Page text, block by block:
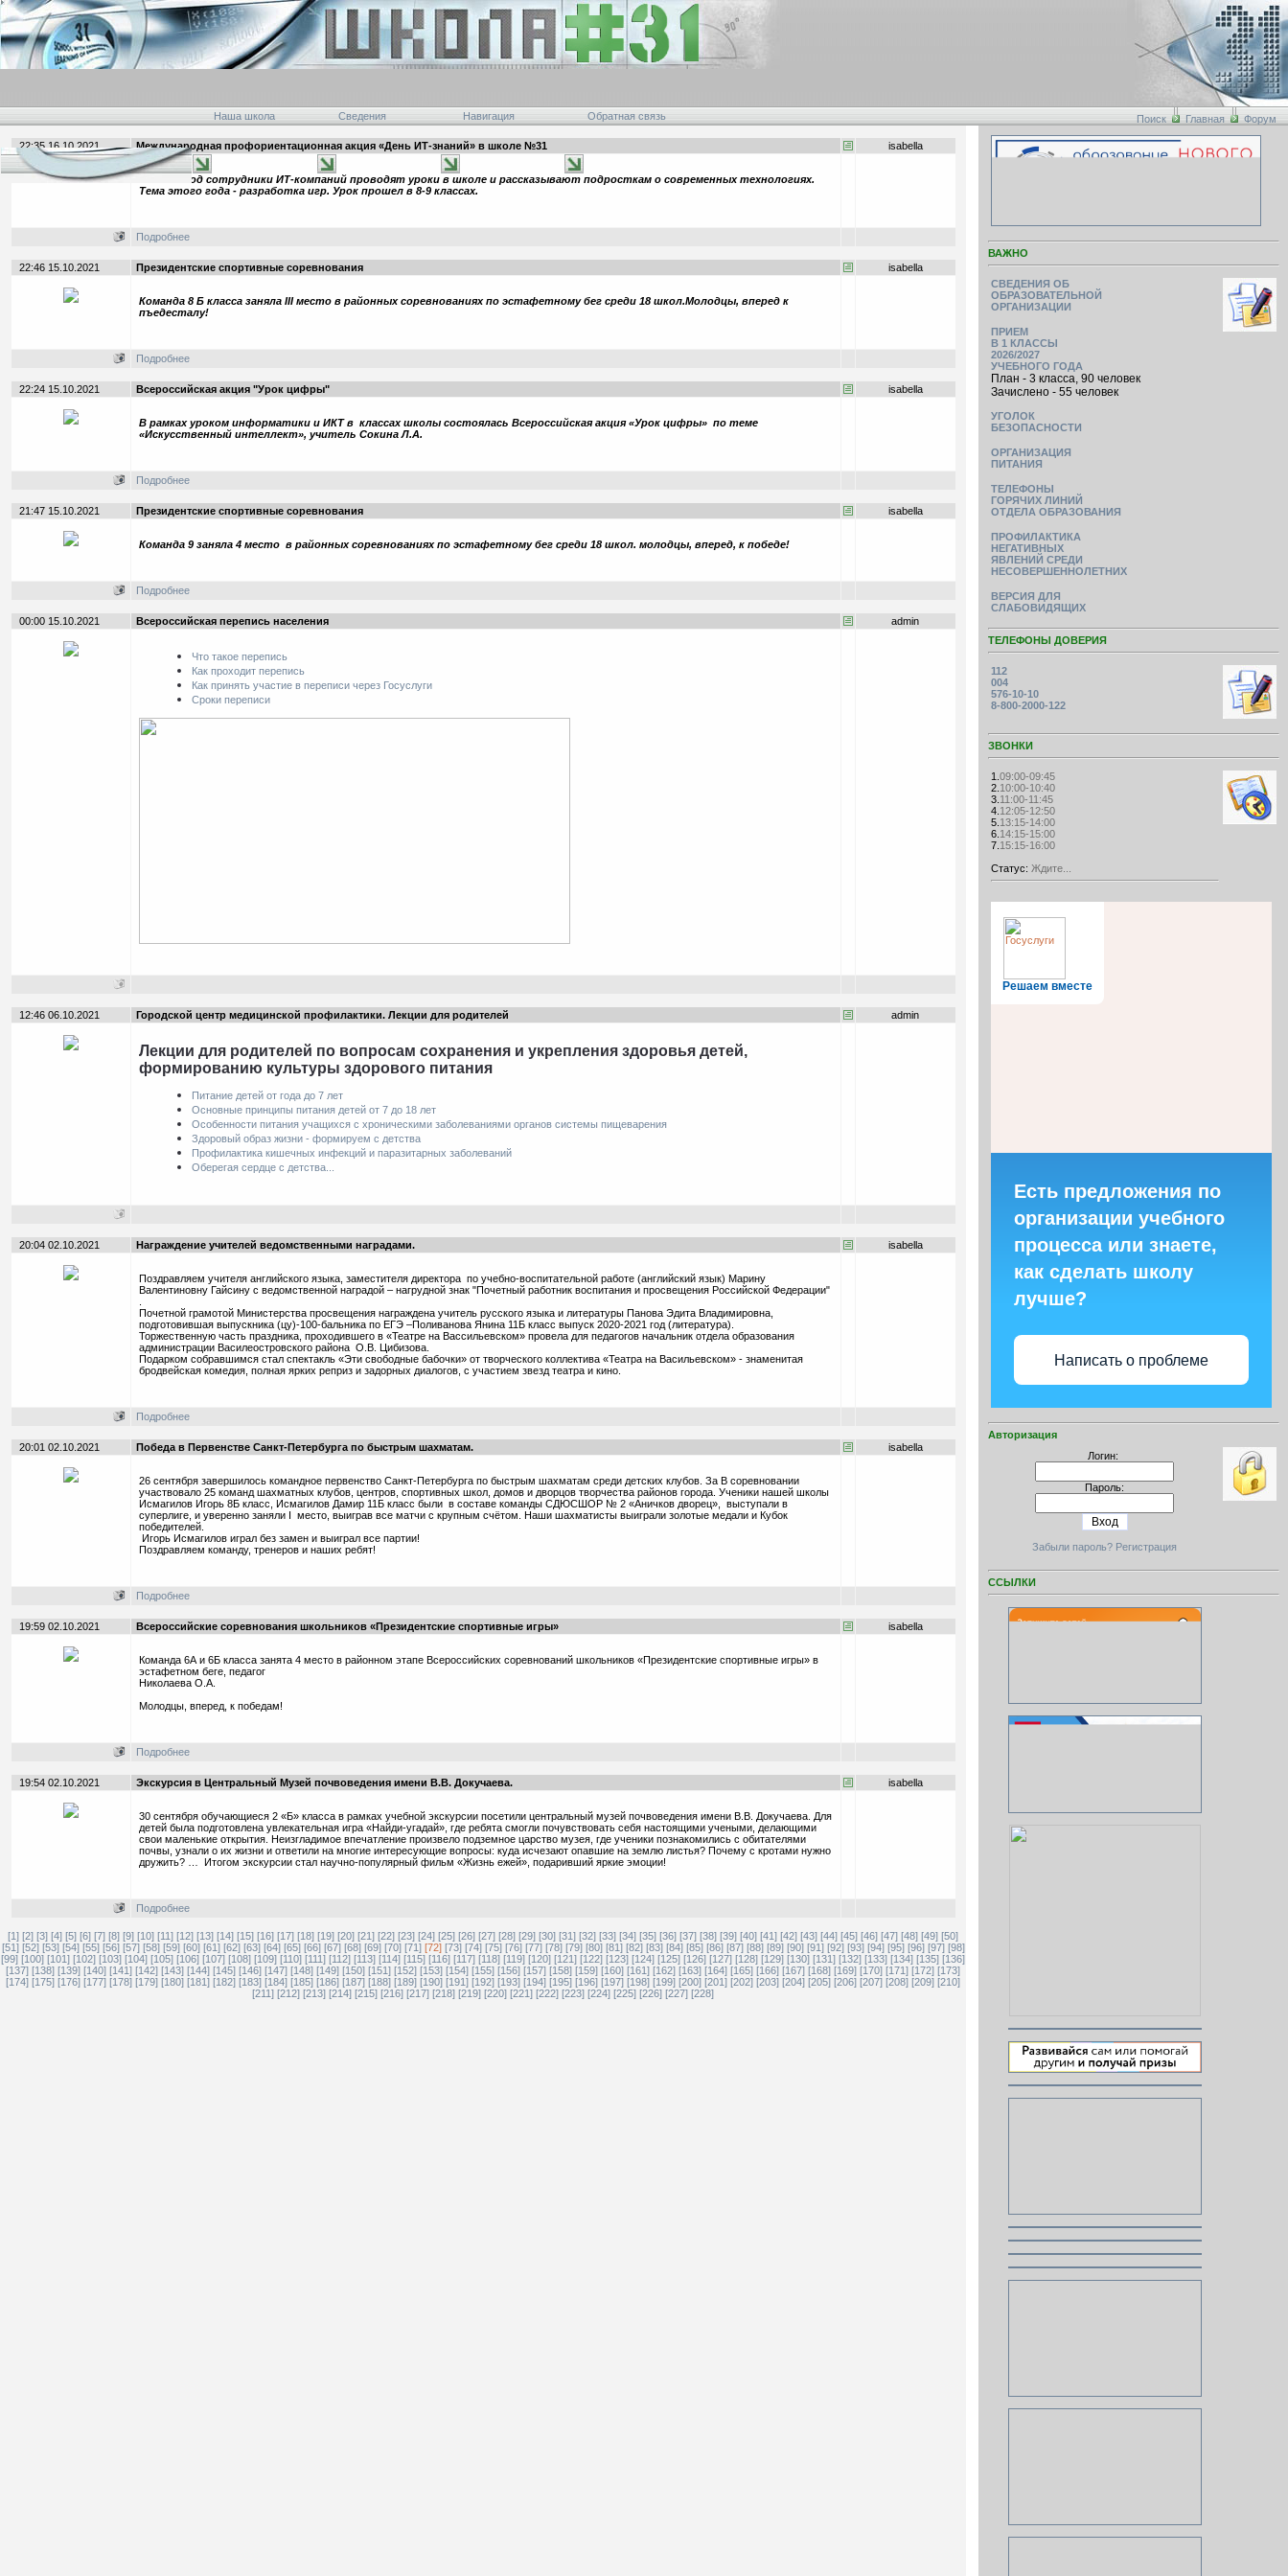
Наша школа Сведения Навигация Обратная связь Поиск Главная Форум
22:35 16.10.2021 Международная профориентационная акция «День ИТ-знаний» в школе №31 isabella
Каждый год сотрудники ИТ-компаний проводят уроки в школе и рассказывают подросткам о современных технологиях.
Тема этого года - разработка игр. Урок прошел в 8-9 классах.
Подробнее
22:46 15.10.2021 Президентские спортивные соревнования isabella
Команда 8 Б класса заняла III место в районных соревнованиях по эстафетному бег среди 18 школ.Молодцы, вперед к
пъедесталу!
Подробнее
22:24 15.10.2021 Всероссийская акция "Урок цифры" isabella
В рамках уроком информатики и ИКТ в классах школы состоялась Всероссийская акция «Урок цифры» по теме
«Искусственный интеллект», учитель Сокина Л.А.
Подробнее
21:47 15.10.2021 Президентские спортивные соревнования isabella
Команда 9 заняла 4 место в районных соревнованиях по эстафетному бег среди 18 школ. молодцы, вперед, к победе!
Подробнее
00:00 15.10.2021 Всероссийская перепись населения admin
Что такое перепись
Как проходит перепись
Как принять участие в переписи через Госуслуги
Сроки переписи
12:46 06.10.2021 Городской центр медицинской профилактики. Лекции для родителей admin
Лекции для родителей по вопросам сохранения и укрепления здоровья детей,
формированию культуры здорового питания
Питание детей от года до 7 лет
Основные принципы питания детей от 7 до 18 лет
Особенности питания учащихся с хроническими заболеваниями органов системы пищеварения
Здоровый образ жизни - формируем с детства
Профилактика кишечных инфекций и паразитарных заболеваний
Оберегая сердце с детства...
20:04 02.10.2021 Награждение учителей ведомственными наградами. isabella
Поздравляем учителя английского языка, заместителя директора по учебно-воспитательной работе (английский язык) Марину
Валентиновну Гайсину с ведомственной наградой – нагрудной знак "Почетный работник воспитания и просвещения Российской Федерации"
Почетной грамотой Министерства просвещения награждена учитель русского языка и литературы Панова Эдита Владимировна,
подготовившая выпускника (цу)-100-бальника по ЕГЭ –Поливанова Янина 11Б класс выпуск 2020-2021 год (литература).
Торжественную часть праздника, проходившего в «Театре на Вассильевском» провела для педагогов начальник отдела образования
администрации Василеостровского района О.В. Цибизова.
Подарком собравшимся стал спектакль «Эти свободные бабочки» от творческого коллектива «Театра на Васильевском» - знаменитая
бродвейская комедия, полная ярких реприз и задорных диалогов, с участием звезд театра и кино.
Подробнее
20:01 02.10.2021 Победа в Первенстве Санкт-Петербурга по быстрым шахматам. isabella
26 сентября завершилось командное первенство Санкт-Петербурга по быстрым шахматам среди детских клубов. За В соревновании
участвовало 25 команд шахматных клубов, центров, спортивных школ, домов и дворцов творчества районов города. Ученики нашей школы
Исмагилов Игорь 8Б класс, Исмагилов Дамир 11Б класс были в составе команды СДЮСШОР № 2 «Аничков дворец», выступали в
суперлиге, и уверенно заняли I место, выиграв все матчи с крупным счётом. Наши шахматисты выиграли золотые медали и Кубок
победителей.
Игорь Исмагилов играл без замен и выиграл все партии!
Поздравляем команду, тренеров и наших ребят!
Подробнее
19:59 02.10.2021 Всероссийские соревнования школьников «Президентские спортивные игры» isabella
Команда 6А и 6Б класса занята 4 место в районном этапе Всероссийских соревнований школьников «Президентские спортивные игры» в
эстафетном беге, педагог
Николаева О.А.
Молодцы, вперед, к победам!
Подробнее
19:54 02.10.2021 Экскурсия в Центральный Музей почвоведения имени В.В. Докучаева. isabella
30 сентября обучающиеся 2 «Б» класса в рамках учебной экскурсии посетили центральный музей почвоведения имени В.В. Докучаева. Для
детей была подготовлена увлекательная игра «Найди-угадай», где ребята смогли почувствовать себя настоящими учеными, делающими
свои маленькие открытия. Неизгладимое впечатление произвело подземное царство музея, где ученики познакомились с обитателями
почвы, узнали о их жизни и ответили на многие интересующие вопросы: куда исчезают опавшие на землю листья? Почему с кротами нужно
дружить? … Итогом экскурсии стал научно-популярный фильм «Жизнь ежей», подаривший яркие эмоции!
Подробнее
[1] [2] [3] [4] [5] [6] [7] [8] [9] [10] [11] [12] [13] [14] [15] [16] [17] [18] [19] [20] [21] [22] [23] [24] [25] [26] [27] [28] [29] [30] [31] [32] [33] [34] [35] [36] [37] [38] [39] [40] [41] [42] [43] [44] [45] [46] [47] [48] [49] [50]
[51] [52] [53] [54] [55] [56] [57] [58] [59] [60] [61] [62] [63] [64] [65] [66] [67] [68] [69] [70] [71][72] [73] [74] [75] [76] [77] [78] [79] [80] [81] [82] [83] [84] [85] [86] [87] [88] [89] [90] [91] [92] [93] [94] [95] [96] [97] [98]
[99] [100] [101] [102] [103] [104] [105] [106] [107] [108] [109] [110] [111] [112] [113] [114] [115] [116] [117] [118] [119] [120] [121] [122] [123] [124] [125] [126] [127] [128] [129] [130] [131] [132] [133] [134] [135] [136]
[137] [138] [139] [140] [141] [142] [143] [144] [145] [146] [147] [148] [149] [150] [151] [152] [153] [154] [155] [156] [157] [158] [159] [160] [161] [162] [163] [164] [165] [166] [167] [168] [169] [170] [171] [172] [173]
[174] [175] [176] [177] [178] [179] [180] [181] [182] [183] [184] [185] [186] [187] [188] [189] [190] [191] [192] [193] [194] [195] [196] [197] [198] [199] [200] [201] [202] [203] [204] [205] [206] [207] [208] [209] [210]
[211] [212] [213] [214] [215] [216] [217] [218] [219] [220] [221] [222] [223] [224] [225] [226] [227] [228]
ВАЖНО
СВЕДЕНИЯ ОБ
ОБРАЗОВАТЕЛЬНОЙ
ОРГАНИЗАЦИИ
ПРИЕМ
В 1 КЛАССЫ
2026/2027
УЧЕБНОГО ГОДА
План - 3 класса, 90 человек
Зачислено - 55 человек
УГОЛОК
БЕЗОПАСНОСТИ
ОРГАНИЗАЦИЯ
ПИТАНИЯ
ТЕЛЕФОНЫ
ГОРЯЧИХ ЛИНИЙ
ОТДЕЛА ОБРАЗОВАНИЯ
ПРОФИЛАКТИКА
НЕГАТИВНЫХ
ЯВЛЕНИЙ СРЕДИ
НЕСОВЕРШЕННОЛЕТНИХ
ВЕРСИЯ ДЛЯ
СЛАБОВИДЯЩИХ
ТЕЛЕФОНЫ ДОВЕРИЯ
112
004
576-10-10
8-800-2000-122
ЗВОНКИ
1. 09:00-09:45
2. 10:00-10:40
3. 11:00-11:45
4. 12:05-12:50
5. 13:15-14:00
6. 14:15-15:00
7. 15:15-16:00
Статус: Ждите...
Решаем вместе
Есть предложения по
организации учебного
процесса или знаете,
как сделать школу
лучше?
Написать о проблеме
Авторизация
Логин:
Пароль:
Забыли пароль? Регистрация
ССЫЛКИ